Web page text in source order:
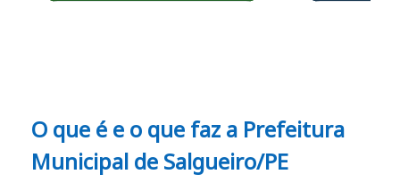
O que é e o que faz a Prefeitura
Municipal de Salgueiro/PE